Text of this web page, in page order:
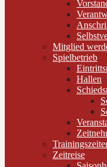
Mitglied
Spielbetrieb
Hallen
Zeitreise